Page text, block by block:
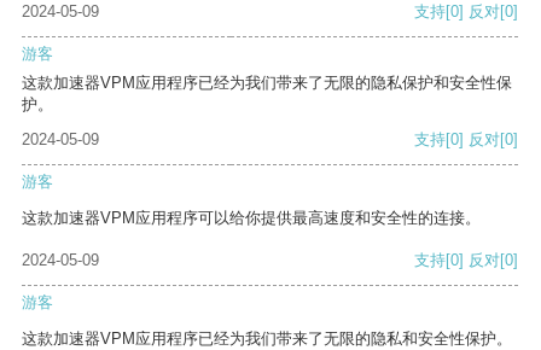
2024-05-09
支持[0] 反对[0]
游客
这款加速器VPM应用程序已经为我们带来了无限的隐私保护和安全性保
护。
2024-05-09
支持[0] 反对[0]
游客
这款加速器VPM应用程序可以给你提供最高速度和安全性的连接。
2024-05-09 支持[0] 反对[0]
游客
这款加速器VPM应用程序已经为我们带来了无限的隐私和安全性保护。